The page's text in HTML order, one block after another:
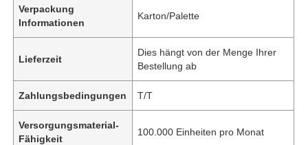
Verpackung
Informationen
Karton/Palette
Lieferzeit
Dies hängt von der Menge Ihrer
Bestellung ab
Zahlungsbedingungen T/T
Versorgungsmaterial-
Fähigkeit
100.000 Einheiten pro Monat